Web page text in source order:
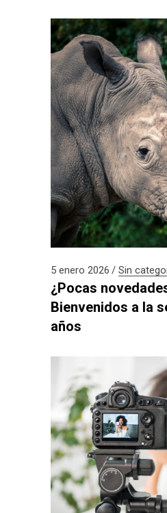
5 enero 2026 Sin
¿Pocas
Bienvenidos a la
años